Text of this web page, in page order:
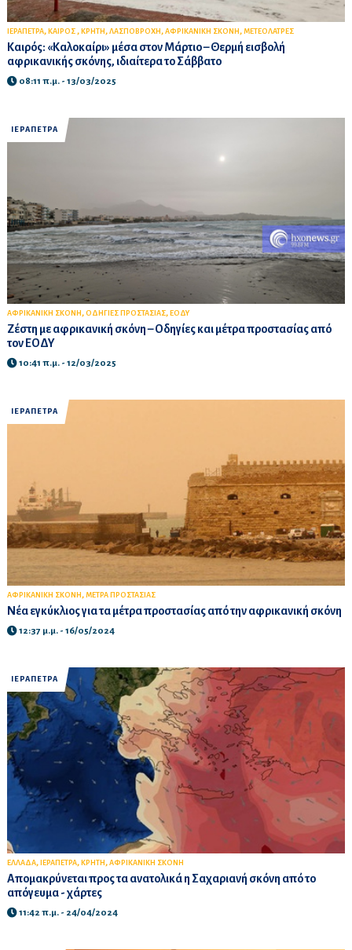
ΙΕΡΑΠΕΤΡΑ, ΚΑΙΡΟΣ , ΚΡΗΤΗ , ΛΑΣΠΟΒΡΟΧΗ , ΑΦΡΙΚΑΝΙΚΗ ΣΚΟΝΗ , ΜΕΤΕΟΛΑΤΡΕΣ
Καιρός: «Καλοκαίρι» μέσα στον Μάρτιο – Θερμή εισβολή
αφρικανικής σκόνης, ιδιαίτερα το Σάββατο
08:11 π.μ. - 13/03/2025
ΙΕΡΑΠΕΤΡΑ
ΑΦΡΙΚΑΝΙΚΗ ΣΚΟΝΗ , ΟΔΗΓΙΕΣ ΠΡΟΣΤΑΣΙΑΣ, ΕΟΔΥ
Ζέστη με αφρικανική σκόνη – Οδηγίες και μέτρα προστασίας από
τον ΕΟΔΥ
10:41 π.μ. - 12/03/2025
ΙΕΡΑΠΕΤΡΑ
ΑΦΡΙΚΑΝΙΚΗ ΣΚΟΝΗ , ΜΕΤΡΑ ΠΡΟΣΤΑΣΙΑΣ
Νέα εγκύκλιος για τα μέτρα προστασίας από την αφρικανική σκόνη
12:37 μ.μ. - 16/05/2024
ΙΕΡΑΠΕΤΡΑ
ΕΛΛΑΔΑ, ΙΕΡΑΠΕΤΡΑ, ΚΡΗΤΗ , ΑΦΡΙΚΑΝΙΚΗ ΣΚΟΝΗ
Απομακρύνεται προς τα ανατολικά η Σαχαριανή σκόνη από το
απόγευμα - χάρτες
11:42 π.μ. - 24/04/2024